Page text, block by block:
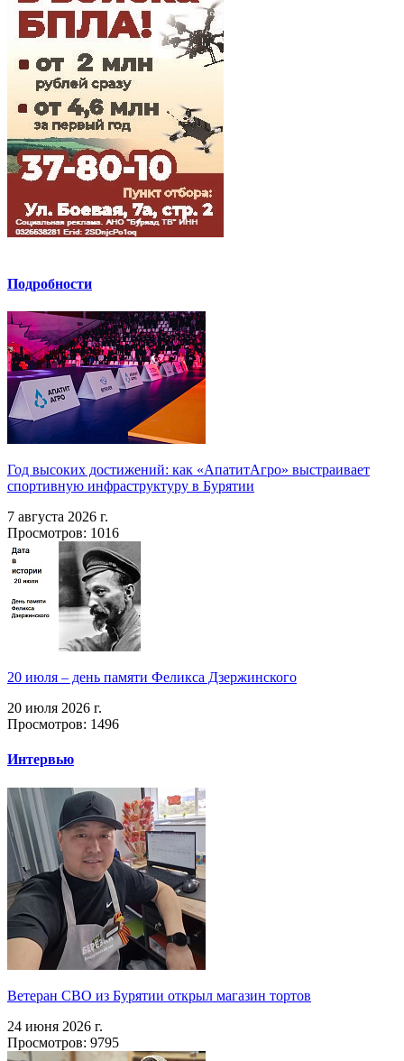
Подробности
Год высоких достижений: как «АпатитАгро» выстраивает
спортивную инфраструктуру в Бурятии
7 августа 2026 г.
Просмотров: 1016
20 июля – день памяти Феликса Дзержинского
20 июля 2026 г.
Просмотров: 1496
Интервью
Ветеран СВО из Бурятии открыл магазин тортов
24 июня 2026 г.
Просмотров: 9795